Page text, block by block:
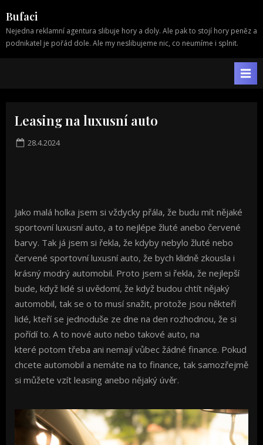
to
content
Bufaci
Nejedna reklamní agentura slibuje hory a doly. Ale pak to stojí hory peněz a
podnikatel je pořád dole. Ale my neslibujeme nic, co neumíme i splnit.
Leasing na luxusní auto
Posted
28.4.2024
Jako malá holka jsem si vždycky přála, že budu mít nějaké
sportovní luxusní auto, a to nejlépe žluté anebo červené
barvy. Tak já jsem si řekla, že kdyby nebylo žluté nebo
červené sportovní luxusní auto, že bych klidně zkousla i
krásný modrý automobil. Proto jsem si řekla, že nejlepší
bude, když lidé si uvědomí, že když budou chtít nějaký
automobil, tak se o to musí snažit, protože jsou někteří
lidé, kteří se jednoduše ze dne na den rozhodnou, že si
pořídí to. A to nové auto nebo takové auto, na
které potom třeba ani nemají vůbec žádné finance. Pokud
chcete automobil a nemáte na to finance, tak samozřejmě
si můžete vzít leasing anebo nějaký úvěr.